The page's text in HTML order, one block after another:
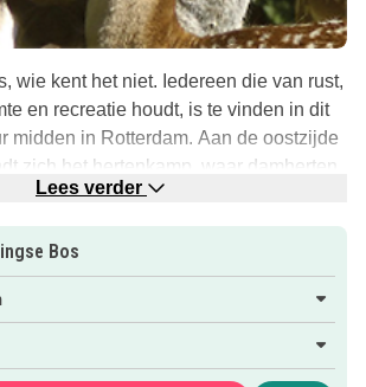
wie kent het niet. Iedereen die van rust,
en recreatie houdt, is te vinden in dit
midden in Rotterdam. Aan de oostzijde
zich het hertenkamp, waar damherten
hertenkamp staan ook enkele volières.
de dieren in het hertenkamp en
je op de website van rotterdam.nl.
Lees verder
Bos